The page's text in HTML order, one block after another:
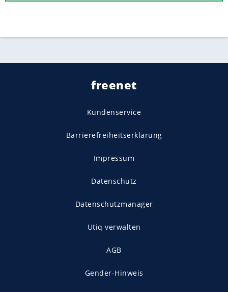
freenet
Kundenservice
Barrierefreiheitserklärung
Impressum
Datenschutz
Datenschutzmanager
Utiq verwalten
AGB
Gender-Hinweis